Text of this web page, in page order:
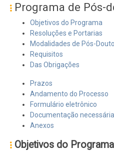
Programa de Pós-
Objetivos do Programa
Resoluções e Portarias
Modalidades de Pós-
Requisitos
Das Obrigações
Prazos
Andamento do Processo
Formulário eletrônico
Documentação necessária
Anexos
Objetivos do